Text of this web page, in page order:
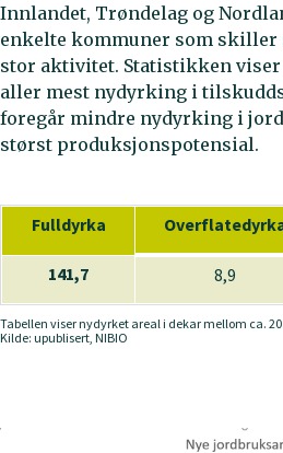
Innlandet, Trøndelag og
enkelte kommuner som skiller
stor aktivitet. Statistikken viser
aller mest nydyrking i
foregår mindre nydyrking i
størst produksjonspotensial.
Fulldyrka
141,7 8,9
Tabellen viser nydyrket areal i dekar mellom ca.
Kilde: upublisert, NIBIO